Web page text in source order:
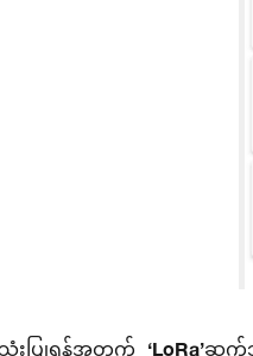
သုံးပြုရန်အတွက် ‘LoRa’ဆ